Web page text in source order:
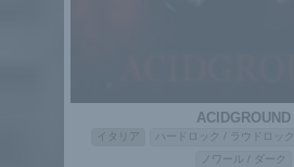
ACIDGROUND
イタリア ハードロック / ラウドロック
ノワール / ダーク